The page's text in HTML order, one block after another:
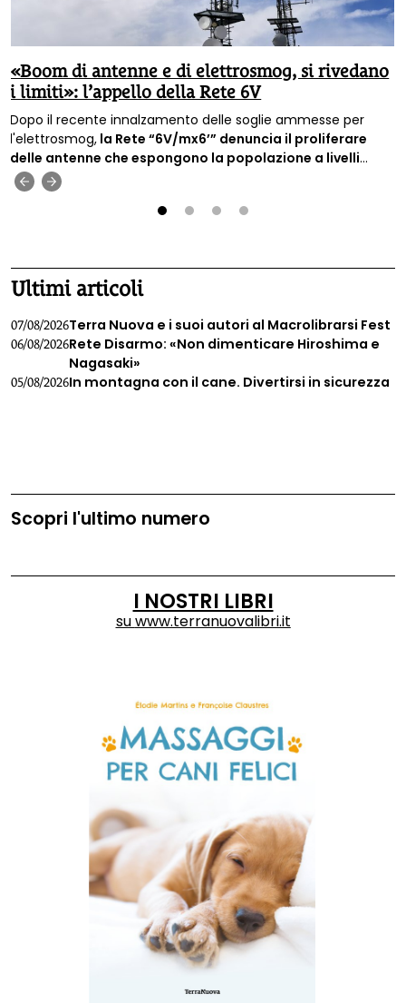
«Boom di antenne e di elettrosmog, si rivedano
i limiti»: l’appello della Rete 6V
Dopo il recente innalzamento delle soglie ammesse per
l'elettrosmog, la Rete “6V/mx6’” denuncia il proliferare
delle antenne che espongono la popolazione a livelli
sempre più alti di inquinamento elettromagnetico e
chiede il ripristino di limiti di legge più bassi.
Ultimi articoli
07/08/2026Terra Nuova e i suoi autori al Macrolibrarsi Fest
06/08/2026Rete Disarmo: «Non dimenticare Hiroshima e
Nagasaki»
05/08/2026In montagna con il cane. Divertirsi in sicurezza
Scopri l'ultimo numero
I NOSTRI LIBRI
suwww.terranuovalibri.it